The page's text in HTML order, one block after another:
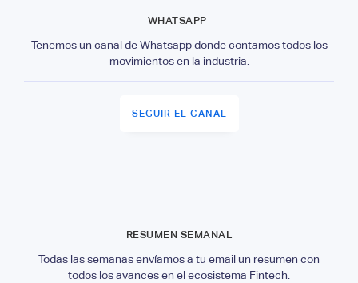
WHATSAPP
Tenemos un canal de Whatsapp donde contamos todos los
movimientos en la industria.
SEGUIR EL CANAL
RESUMEN SEMANAL
Todas las semanas envíamos a tu email un resumen con
todos los avances en el ecosistema Fintech.